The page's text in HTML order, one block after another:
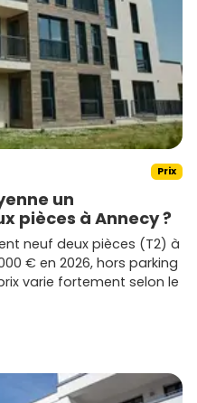
Prix
un
pièces à Annecy ?
neuf deux pièces (T2) à
€ en 2026, hors parking
varie fortement selon le